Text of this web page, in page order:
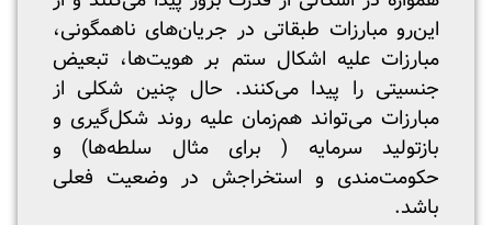
این‌رو مبارزات طبقاتی در جریان‌های ناهمگونی،
مبارزات علیه اشکال ستم بر هویت‌ها، تبعیض
جنسیتی را پیدا می‌کنند. حال چنین شکلی از
مبارزات می‌تواند هم‌زمان علیه روند شکل‌گیری و
بازتولید سرمایه ( برای مثال سلطه‌ها) و
حکومت‌مندی و استخراجش در وضعیت فعلی
باشد.